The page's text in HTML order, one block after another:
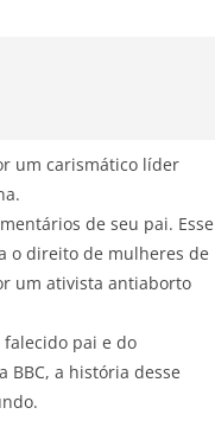
um carismático líder
de seu pai. Esse
o direito de mulheres de
um ativista antiaborto
pai e do
BBC, a história desse